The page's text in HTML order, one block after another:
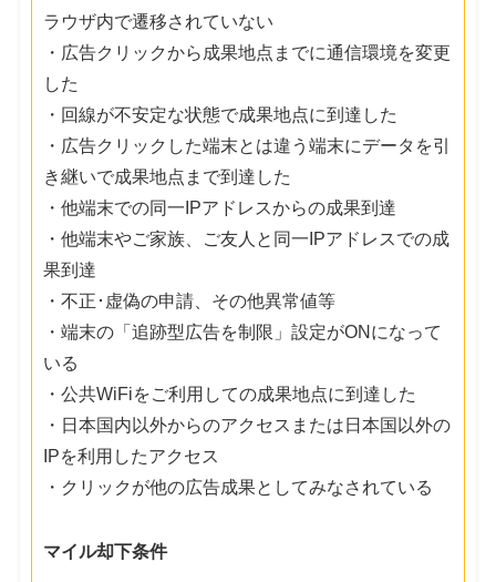
ラウザ内で遷移されていない
・広告クリックから成果地点までに通信環境を変更
した
・回線が不安定な状態で成果地点に到達した
・広告クリックした端末とは違う端末にデータを引
き継いで成果地点まで到達した
・他端末での同一IPアドレスからの成果到達
・他端末やご家族、ご友人と同一IPアドレスでの成
果到達
・不正･虚偽の申請、その他異常値等
・端末の「追跡型広告を制限」設定がONになって
いる
・公共WiFiをご利用しての成果地点に到達した
・日本国内以外からのアクセスまたは日本国以外の
IPを利用したアクセス
・クリックが他の広告成果としてみなされている
マイル却下条件